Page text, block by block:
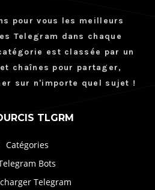
pour vous les meilleurs
Telegram dans chaque
est classée par un
chaînes pour partager,
sur n'importe quel sujet !
TLGRM
Catégories
Bots
Telegram